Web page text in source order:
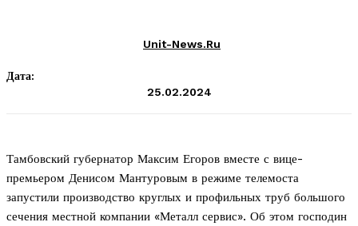
Unit-News.ru
Дата:
25.02.2024
Тамбовский губернатор Максим Егоров вместе с вице-
премьером Денисом Мантуровым в режиме телемоста
запустили производство круглых и профильных труб большого
сечения местной компании «Металл сервис». Об этом господин